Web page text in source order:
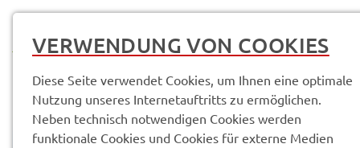
VERWENDUNG VON COOKIES
Diese Seite verwendet Cookies, um Ihnen eine optimale
Nutzung unseres Internetauftritts zu ermöglichen.
Neben technisch notwendigen Cookies werden
funktionale Cookies und Cookies für externe Medien